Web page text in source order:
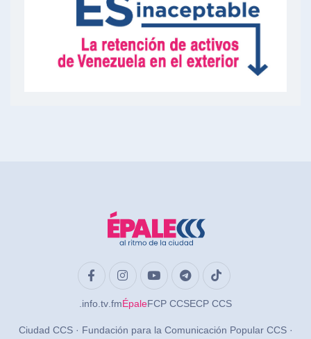
.info .tv .fmÉpaleFCP CCSECP CCS
Ciudad CCS · Fundación para la Comunicación Popular CCS ·